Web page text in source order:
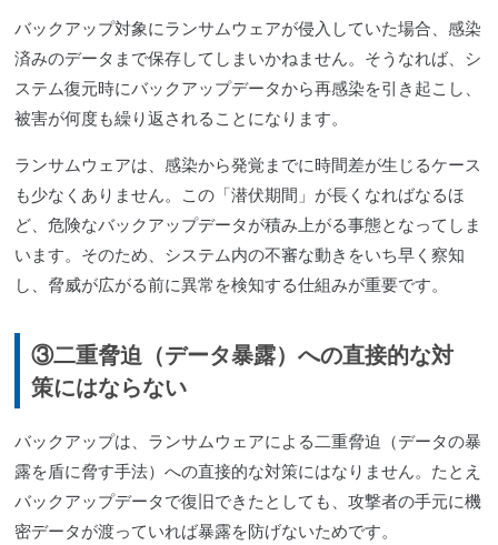
バックアップ対象にランサムウェアが侵入していた場合、感染
済みのデータまで保存してしまいかねません。そうなれば、シ
ステム復元時にバックアップデータから再感染を引き起こし、
被害が何度も繰り返されることになります。
ランサムウェアは、感染から発覚までに時間差が生じるケース
も少なくありません。この「潜伏期間」が長くなればなるほ
ど、危険なバックアップデータが積み上がる事態となってしま
います。そのため、システム内の不審な動きをいち早く察知
し、脅威が広がる前に異常を検知する仕組みが重要です。
③二重脅迫（データ暴露）への直接的な対
策にはならない
バックアップは、ランサムウェアによる二重脅迫（データの暴
露を盾に脅す手法）への直接的な対策にはなりません。たとえ
バックアップデータで復旧できたとしても、攻撃者の手元に機
密データが渡っていれば暴露を防げないためです。